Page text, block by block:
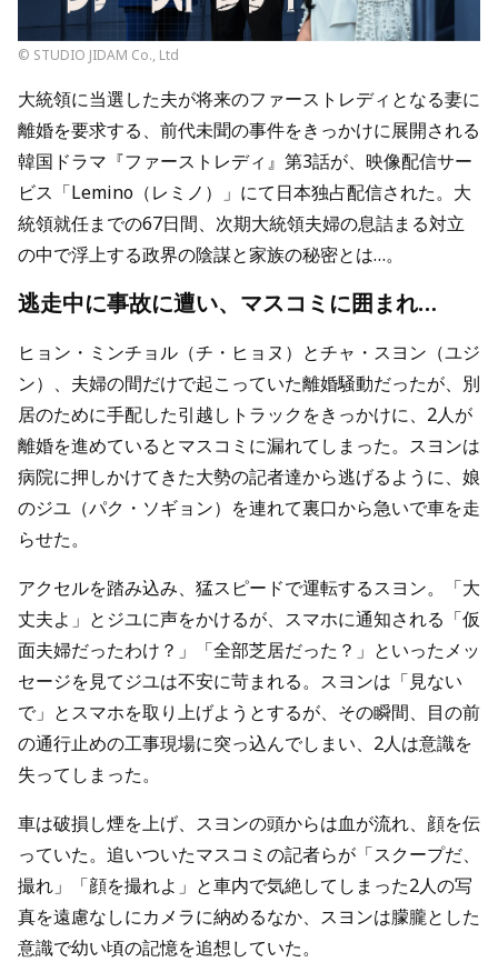
© STUDIO JIDAM Co., Ltd
大統領に当選した夫が将来のファーストレディとなる妻に
離婚を要求する、前代未聞の事件をきっかけに展開される
韓国ドラマ『ファーストレディ』第3話が、映像配信サー
ビス「Lemino（レミノ）」にて日本独占配信された。大
統領就任までの67日間、次期大統領夫婦の息詰まる対立
の中で浮上する政界の陰謀と家族の秘密とは…。
逃走中に事故に遭い、マスコミに囲まれ…
ヒョン・ミンチョル（チ・ヒョヌ）とチャ・スヨン（ユジ
ン）、夫婦の間だけで起こっていた離婚騒動だったが、別
居のために手配した引越しトラックをきっかけに、2人が
離婚を進めているとマスコミに漏れてしまった。スヨンは
病院に押しかけてきた大勢の記者達から逃げるように、娘
のジユ（パク・ソギョン）を連れて裏口から急いで車を走
らせた。
アクセルを踏み込み、猛スピードで運転するスヨン。「大
丈夫よ」とジユに声をかけるが、スマホに通知される「仮
面夫婦だったわけ？」「全部芝居だった？」といったメッ
セージを見てジユは不安に苛まれる。スヨンは「見ない
で」とスマホを取り上げようとするが、その瞬間、目の前
の通行止めの工事現場に突っ込んでしまい、2人は意識を
失ってしまった。
車は破損し煙を上げ、スヨンの頭からは血が流れ、顔を伝
っていた。追いついたマスコミの記者らが「スクープだ、
撮れ」「顔を撮れよ」と車内で気絶してしまった2人の写
真を遠慮なしにカメラに納めるなか、スヨンは朦朧とした
意識で幼い頃の記憶を追想していた。